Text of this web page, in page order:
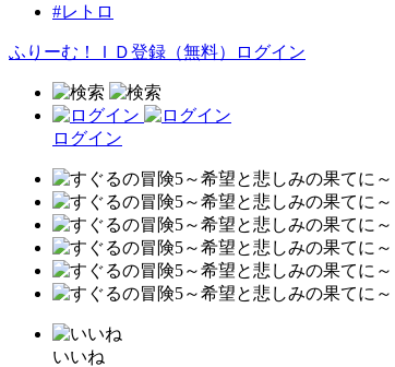
#レトロ
ふりーむ！ＩＤ登録（無料） ログイン
ログイン
いいね